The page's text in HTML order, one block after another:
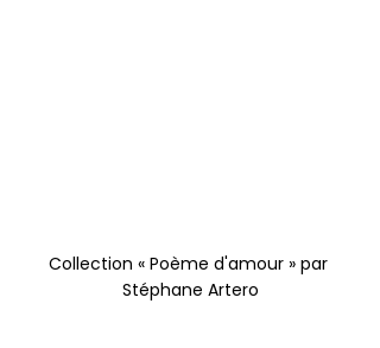
Collection « Poème d'amour » par
Stéphane Artero